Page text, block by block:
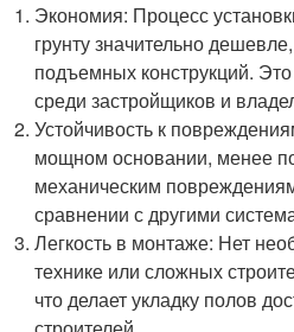
Экономия: Процесс
грунту значительно
подъемных конструкций.
среди застройщиков и
Устойчивость к
мощном основании, менее
механическим
сравнении с другими
Легкость в монтаже: Нет
технике или сложных
что делает укладку полов